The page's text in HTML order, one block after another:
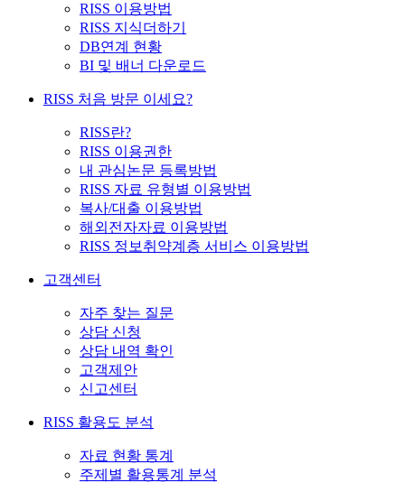
RISS 이용방법
RISS 지식더하기
DB연계 현황
BI 및 배너 다운로드
RISS 처음 방문 이세요?
RISS란?
RISS 이용권한
내 관심논문 등록방법
RISS 자료 유형별 이용방법
복사/대출 이용방법
해외전자자료 이용방법
RISS 정보취약계층 서비스 이용방법
고객센터
자주 찾는 질문
상담 신청
상담 내역 확인
고객제안
신고센터
RISS 활용도 분석
자료 현황 통계
주제별 활용통계 분석